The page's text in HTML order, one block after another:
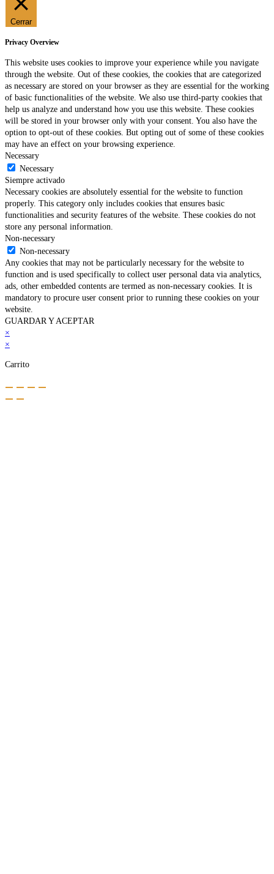
Cerrar
Privacy Overview
This website uses cookies to improve your experience while you navigate
through the website. Out of these cookies, the cookies that are categorized
as necessary are stored on your browser as they are essential for the working
of basic functionalities of the website. We also use third-party cookies that
help us analyze and understand how you use this website. These cookies
will be stored in your browser only with your consent. You also have the
option to opt-out of these cookies. But opting out of some of these cookies
may have an effect on your browsing experience.
Necessary
Necessary
Siempre activado
Necessary cookies are absolutely essential for the website to function
properly. This category only includes cookies that ensures basic
functionalities and security features of the website. These cookies do not
store any personal information.
Non-necessary
Non-necessary
Any cookies that may not be particularly necessary for the website to
function and is used specifically to collect user personal data via analytics,
ads, other embedded contents are termed as non-necessary cookies. It is
mandatory to procure user consent prior to running these cookies on your
website.
GUARDAR Y ACEPTAR
×
×
Carrito